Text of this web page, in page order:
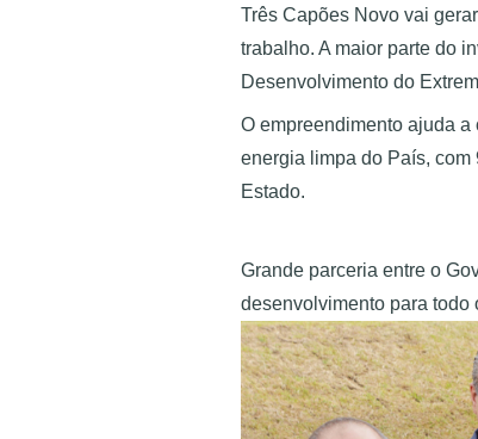
Três Capões Novo vai
trabalho. A maior parte do
Desenvolvimento do
O empreendimento ajuda
energia limpa do País,
Estado.
Grande parceria entre o
desenvolvimento para todo